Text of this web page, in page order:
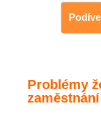
Problémy